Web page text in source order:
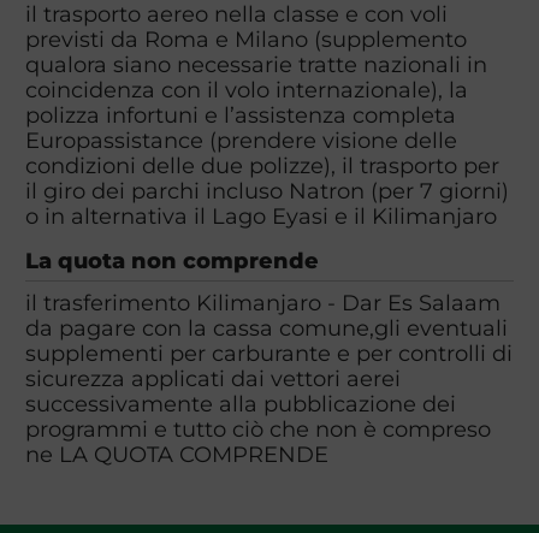
il trasporto aereo nella classe e con voli
previsti da Roma e Milano (supplemento
qualora siano necessarie tratte nazionali in
coincidenza con il volo internazionale), la
polizza infortuni e l’assistenza completa
Europassistance (prendere visione delle
condizioni delle due polizze), il trasporto per
il giro dei parchi incluso Natron (per 7 giorni)
o in alternativa il Lago Eyasi e il Kilimanjaro
La quota non comprende
il trasferimento Kilimanjaro - Dar Es Salaam
da pagare con la cassa comune,gli eventuali
supplementi per carburante e per controlli di
sicurezza applicati dai vettori aerei
successivamente alla pubblicazione dei
programmi e tutto ciò che non è compreso
ne LA QUOTA COMPRENDE